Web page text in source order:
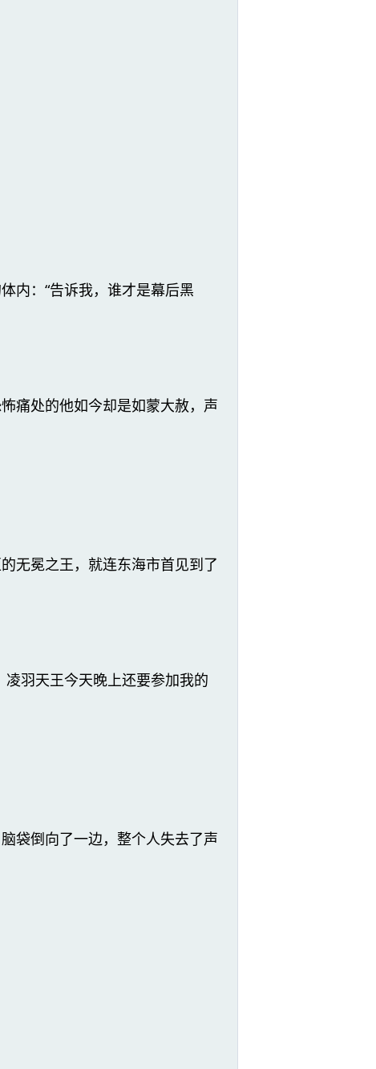
内：“告诉我，谁才是幕后黑
痛处的他如今却是如蒙大赦，声
无冕之王，就连东海市首见到了
羽天王今天晚上还要参加我的
袋倒向了一边，整个人失去了声